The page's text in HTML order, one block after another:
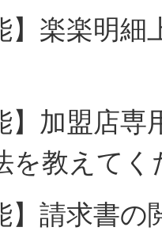
】楽楽明
】加盟店
を教えてく
】請求書